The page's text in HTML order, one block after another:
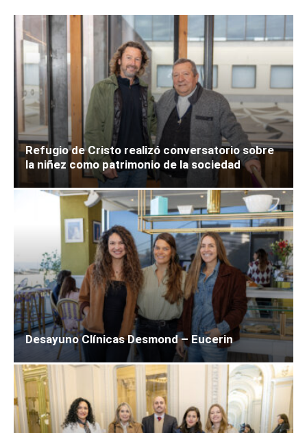
Refugio de Cristo realizó conversatorio sobre
la niñez como patrimonio de la sociedad
Desayuno Clínicas Desmond – Eucerin